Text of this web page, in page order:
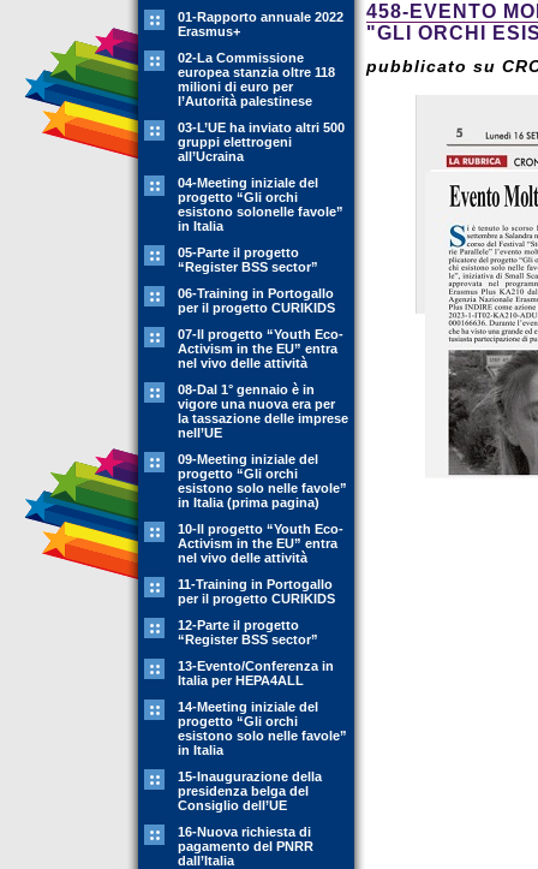
01-Rapporto annuale 2022
Erasmus+
02-La Commissione
europea stanzia oltre 118
milioni di euro per
l’Autorità palestinese
03-L’UE ha inviato altri 500
gruppi elettrogeni
all’Ucraina
04-Meeting iniziale del
progetto “Gli orchi
esistono solonelle favole”
in Italia
05-Parte il progetto
“Register BSS sector”
06-Training in Portogallo
per il progetto CURIKIDS
07-Il progetto “Youth Eco-
Activism in the EU” entra
nel vivo delle attività
08-Dal 1° gennaio è in
vigore una nuova era per
la tassazione delle imprese
nell’UE
09-Meeting iniziale del
progetto “Gli orchi
esistono solo nelle favole”
in Italia (prima pagina)
10-Il progetto “Youth Eco-
Activism in the EU” entra
nel vivo delle attività
11-Training in Portogallo
per il progetto CURIKIDS
12-Parte il progetto
“Register BSS sector”
13-Evento/Conferenza in
Italia per HEPA4ALL
14-Meeting iniziale del
progetto “Gli orchi
esistono solo nelle favole”
in Italia
15-Inaugurazione della
presidenza belga del
Consiglio dell’UE
16-Nuova richiesta di
pagamento del PNRR
dall’Italia
458-EVENTO
"GLI ORCHI
pubblicato su